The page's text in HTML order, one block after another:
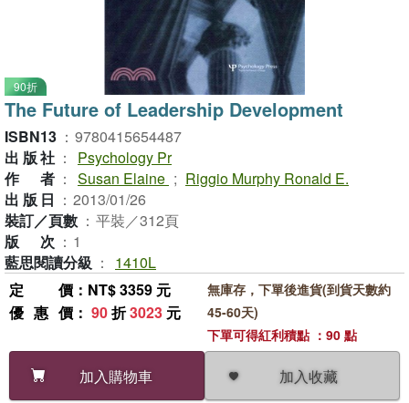
90折
The Future of Leadership Development
ISBN13 ： 9780415654487
出版社 ：
Psychology Pr
作者 ： Susan Elaine ; Riggio Murphy Ronald E.
出版日 ： 2013/01/26
裝訂／頁數 ： 平裝／312頁
版次 ： 1
藍思閱讀分級 ：
1410L
定價 ：NT$ 3359 元
優惠價 ： 90折3023 元
加入購物車 加入收藏
無庫存，下單後進貨(到貨天數約
45-60天)
下單可得紅利積點 ：90 點